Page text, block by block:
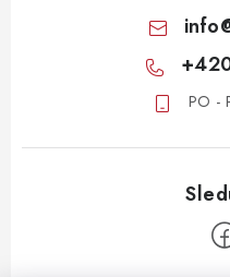
info
PO -